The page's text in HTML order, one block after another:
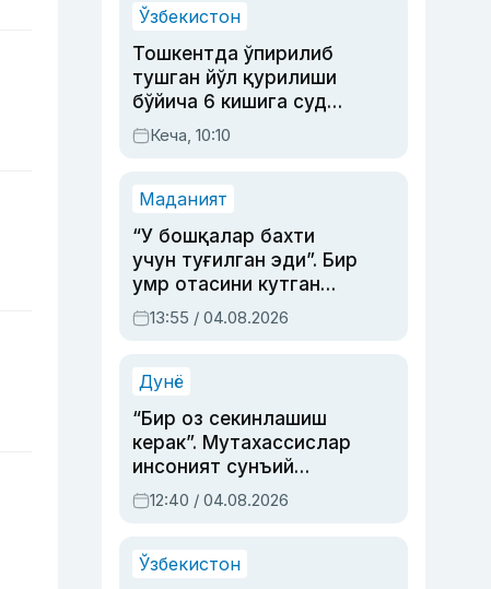
Ўзбекистон
Тошкентда ўпирилиб
тушган йўл қурилиши
бўйича 6 кишига суд
ҳукми ўқилди
Кеча, 10:10
Маданият
“У бошқалар бахти
учун туғилган эди”. Бир
умр отасини кутган
актриса ва дубльяж
устаси Римма
синовларга тўла ҳаёти
13:55 / 04.08.2026
Дунё
“Бир оз секинлашиш
керак”. Мутахассислар
инсоният сунъий
интеллектни бошқара
олмай қолишидан
12:40 / 04.08.2026
Ўзбекистон